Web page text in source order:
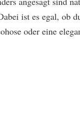
ist es egal, ob
oder eine